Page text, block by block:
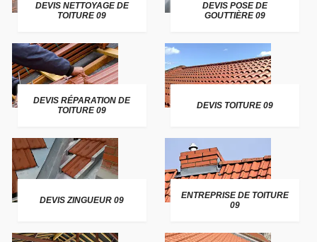
DEVIS NETTOYAGE DE
TOITURE 09
DEVIS POSE DE
GOUTTIÈRE 09
DEVIS RÉPARATION DE
TOITURE 09
DEVIS TOITURE 09
DEVIS ZINGUEUR 09
ENTREPRISE DE TOITURE
09